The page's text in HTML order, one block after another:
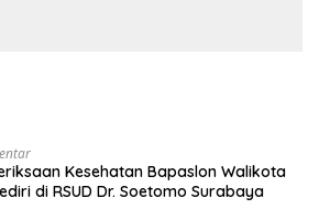
Kesehatan Bapaslon Walikota
di RSUD Dr. Soetomo Surabaya